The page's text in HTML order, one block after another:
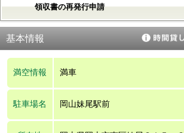
領収書の再発行申請
基本情報
満空情報 満車
駐車場名 岡山妹尾駅前